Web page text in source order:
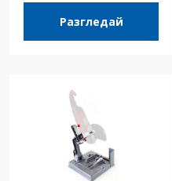
Разгледай